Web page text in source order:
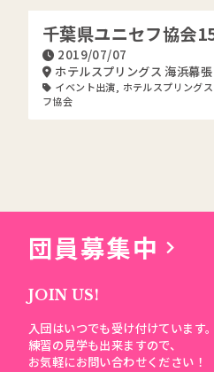
千葉県ユニセフ協会
2019/07/07
ホテルスプリングス 海浜幕張
イベント出演 ホテルスプリング
フ協会
団員募集中
JOIN US!
入団はいつでも受け付けています。
練習の見学も出来ますので、
お気軽にお問い合わせください！